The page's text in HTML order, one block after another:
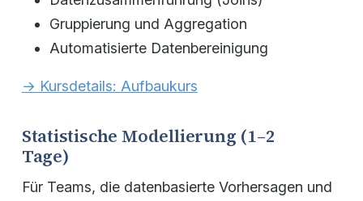
Gruppierung und Aggregation
Automatisierte Datenbereinigung
→ Kursdetails: Aufbaukurs
Statistische Modellierung (1–2
Tage)
Für Teams, die datenbasierte Vorhersagen und